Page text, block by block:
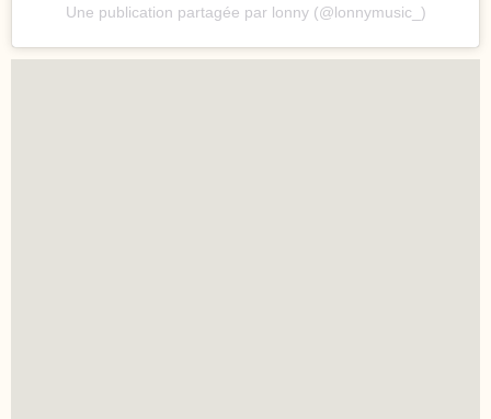
Une publication partagée par lonny (@lonnymusic_)